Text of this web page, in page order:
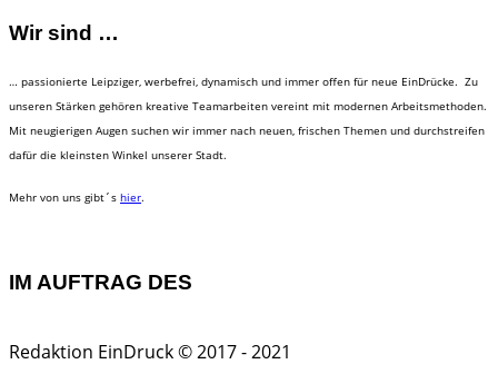
Wir sind …
… passionierte Leipziger, werbefrei, dynamisch und immer offen für neue EinDrücke. Zu
unseren Stärken gehören kreative Teamarbeiten vereint mit modernen Arbeitsmethoden.
Mit neugierigen Augen suchen wir immer nach neuen, frischen Themen und durchstreifen
dafür die kleinsten Winkel unserer Stadt.
Mehr von uns gibt´s hier.
IM AUFTRAG DES
Redaktion EinDruck © 2017 - 2021